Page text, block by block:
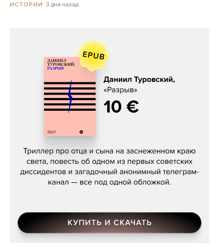
ИСТОРИИ 3 дня назад
Даниил Туровский, «Разрыв»